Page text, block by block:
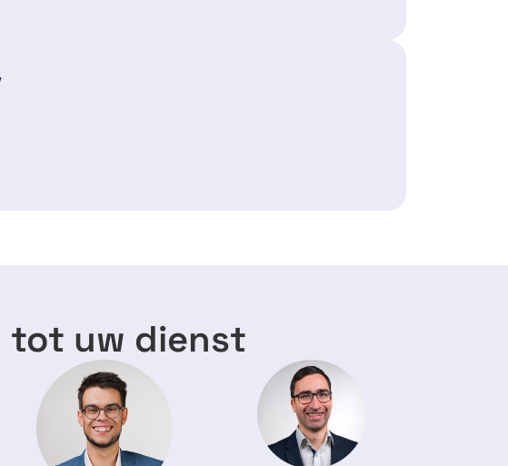
tot uw dienst